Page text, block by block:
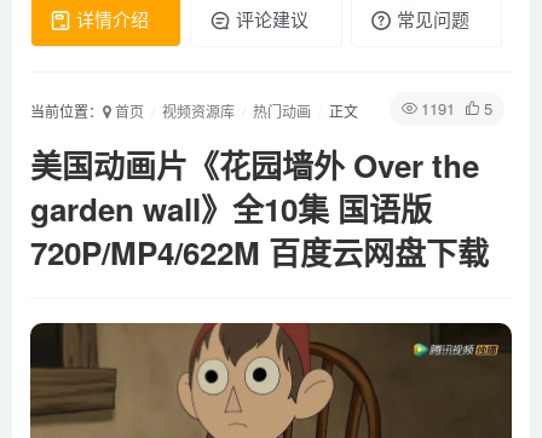
详情介绍 评论建议 常见问题
1191 5
当前位置： 首页 视频资源库 热门动画 正文
美国动画片《花园墙外 Over the
garden wall》全10集 国语版
720P/MP4/622M 百度云网盘下载